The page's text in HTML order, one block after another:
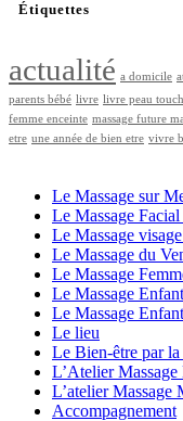
Étiquettes
actualité a domicile
parents bébé livre livre peau
femme enceinte massage future
etre une année de bien etre vivre
Le Massage sur
Le Massage
Le Massage
Le Massage du
Le Massage
Le Massage Enfant
Le Massage
Le lieu
Le Bien-être par la
L’Atelier Massage
L’atelier Massage
Accompagnement